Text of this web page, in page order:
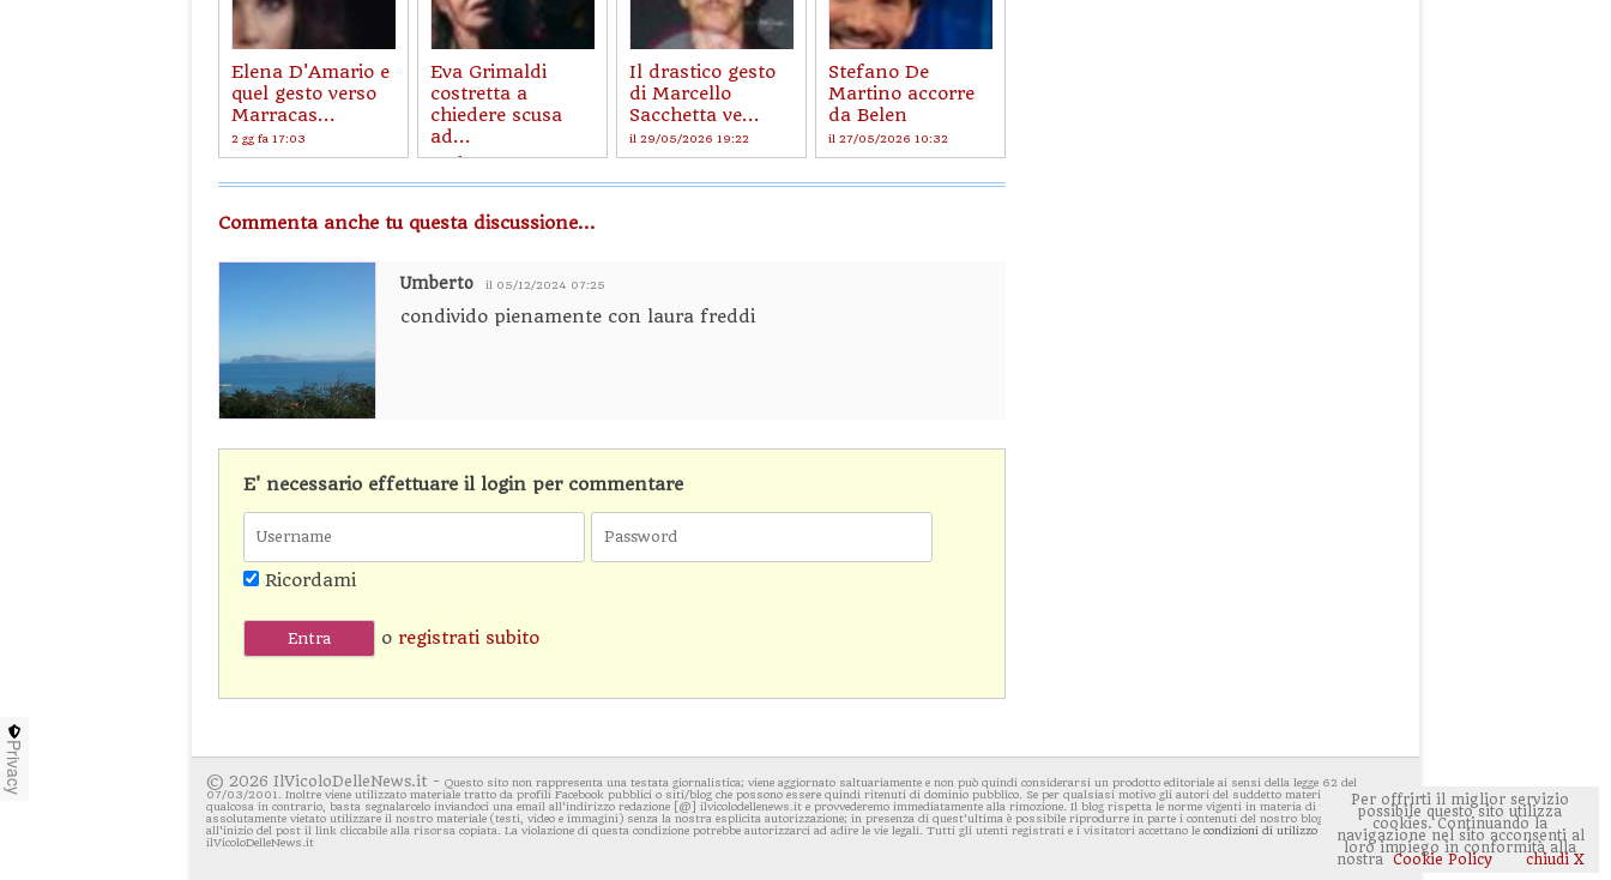
Elena D'Amario e
quel gesto verso
Marracas...
2 gg fa 17:03
Eva Grimaldi
costretta a
chiedere scusa
ad...
2 gg fa 14:20
Il drastico gesto
di Marcello
Sacchetta ve...
il 29/05/2026 19:22
Stefano De
Martino accorre
da Belen
il 27/05/2026 10:32
Commenta anche tu questa discussione...
Umberto il 05/12/2024 07:25
condivido pienamente con laura freddi
E' necessario effettuare il login per commentare
Ricordami
o registrati subito
© 2026 IlVicoloDelleNews.it - Questo sito non rappresenta una testata giornalistica; viene aggiornato saltuariamente e non può quindi considerarsi un prodotto editoriale ai sensi della legge 62 del
07/03/2001. Inoltre viene utilizzato materiale tratto da profili Facebook pubblici o siti/blog che possono essere quindi ritenuti di dominio pubblico. Se per qualsiasi motivo gli autori del suddetto materiale avessero
qualcosa in contrario, basta segnalarcelo inviandoci una email all'indirizzo redazione [@] ilvicolodellenews.it e provvederemo immediatamente alla rimozione. Il blog rispetta le norme vigenti in materia di privacy. E'
assolutamente vietato utilizzare il nostro materiale (testi, video e immagini) senza la nostra esplicita autorizzazione; in presenza di quest'ultima è possibile riprodurre in parte i contenuti del nostro blog ponendo
all'inizio del post il link cliccabile alla risorsa copiata. La violazione di questa condizione potrebbe autorizzarci ad adire le vie legali. Tutti gli utenti registrati e i visitatori accettano le condizioni di utilizzo del sito
ilVicoloDelleNews.it
Per offrirti il miglior servizio
possibile questo sito utilizza
cookies. Continuando la
navigazione nel sito acconsenti al
loro impiego in conformità alla
nostra Cookie Policy chiudi X
Privacy